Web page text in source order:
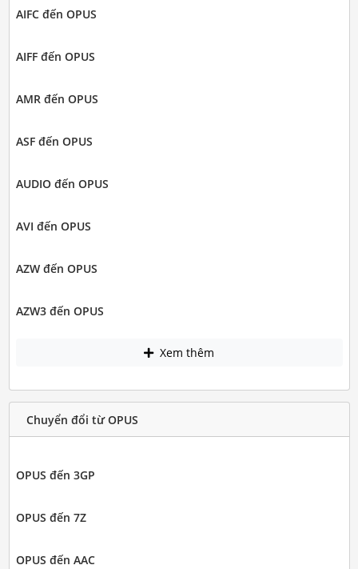
AIFC đến OPUS
AIFF đến OPUS
AMR đến OPUS
ASF đến OPUS
AUDIO đến OPUS
AVI đến OPUS
AZW đến OPUS
AZW3 đến OPUS
Xem thêm
Chuyển đổi từ OPUS
OPUS đến 3GP
OPUS đến 7Z
OPUS đến AAC